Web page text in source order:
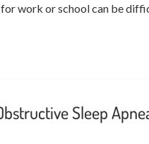
work or school can be
Sleep